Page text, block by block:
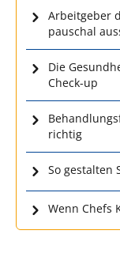
Arbeitgeber
pauschal
Die
Check-up
richtig
So gestalten
Wenn Chefs